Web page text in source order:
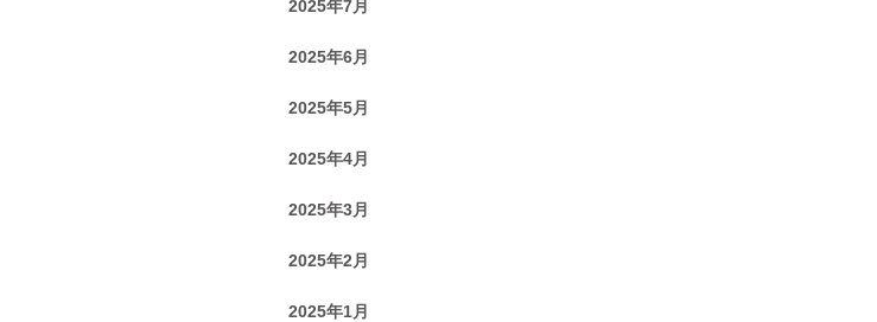
2025年7月
2025年6月
2025年5月
2025年4月
2025年3月
2025年2月
2025年1月